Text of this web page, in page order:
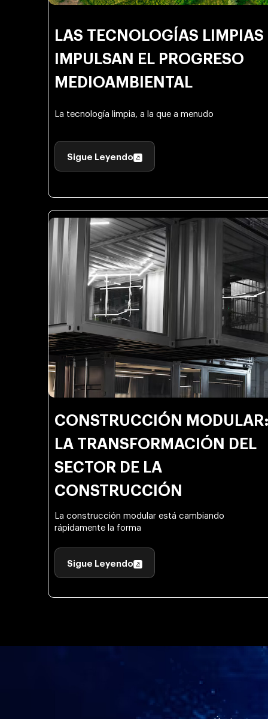
LAS TECNOLOGÍAS LIMPIAS
IMPULSAN EL PROGRESO
MEDIOAMBIENTAL
La tecnología limpia, a la que a menudo
Sigue Leyendo
CONSTRUCCIÓN
LA TRANSFORMACIÓN DEL
SECTOR DE LA
CONSTRUCCIÓN
La construcción modular está cambiando
rápidamente la forma
Sigue Leyendo